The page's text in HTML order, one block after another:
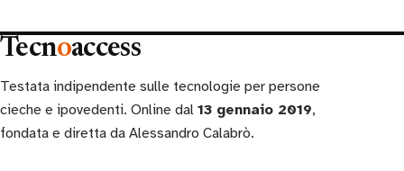
Tecnoaccess
Testata indipendente sulle tecnologie per persone
cieche e ipovedenti. Online dal 13 gennaio 2019,
fondata e diretta da Alessandro Calabrò.